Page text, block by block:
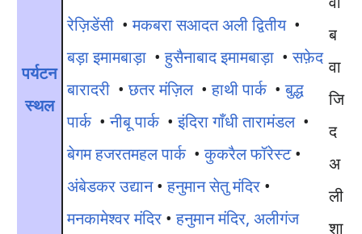
पर्यटन
स्थल
रेज़िडेंसी •मकबरा सआदत अली द्वितीय•
बड़ा इमामबाड़ा •हुसैनाबाद इमामबाड़ा •सफ़ेद
बारादरी •छतर मंज़िल•हाथी पार्क•बुद्ध
पार्क•नीबू पार्क•इंदिरा गाँधी तारामंडल•
बेगम हजरतमहल पार्क•कुकरैल फॉरेस्ट•
अंबेडकर उद्यान•हनुमान सेतु मंदिर •
मनकामेश्वर मंदिर •हनुमान मंदिर, अलीगंज